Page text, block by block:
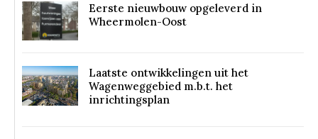
Eerste nieuwbouw opgeleverd in
Wheermolen-Oost
Laatste ontwikkelingen uit het
Wagenweggebied m.b.t. het
inrichtingsplan